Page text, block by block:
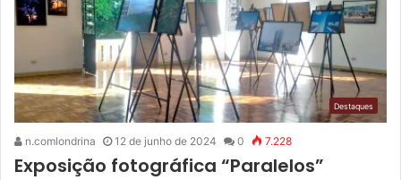
Destaques
n.comlondrina 12 de junho de 2024 0 7.228
Exposição fotográfica “Paralelos”